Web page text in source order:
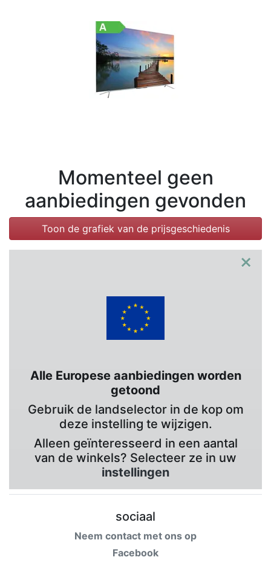
Momenteel geen
aanbiedingen gevonden
Toon de grafiek van de prijsgeschiedenis
×
Alle Europese aanbiedingen worden
getoond
Gebruik de landselector in de kop om
deze instelling te wijzigen.
Alleen geïnteresseerd in een aantal
van de winkels? Selecteer ze in uw
instellingen
sociaal
Neem contact met ons op
Facebook